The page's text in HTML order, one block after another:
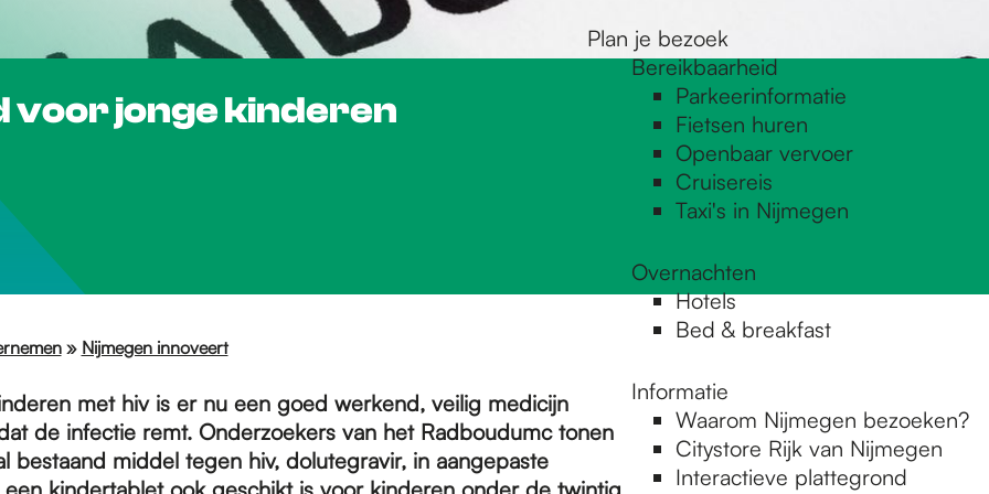
Plan je bezoek
Bereikbaarheid
Parkeerinformatie
Fietsen huren
Openbaar vervoer
Cruisereis
Taxi's in Nijmegen
Overnachten
Hotels
Bed & breakfast
Informatie
Waarom Nijmegen bezoeken?
Citystore Rijk van Nijmegen
Interactieve plattegrond
voor jonge kinderen
» Nijmegen innoveert
met hiv is er nu een goed werkend, veilig medicijn
de infectie remt. Onderzoekers van het Radboudumc tonen
bestaand middel tegen hiv, dolutegravir, in aangepaste